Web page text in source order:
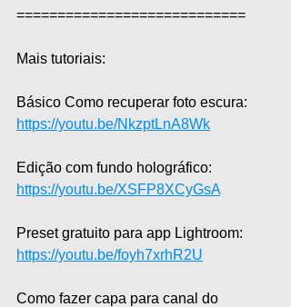
============================
Mais tutoriais:
Básico Como recuperar foto escura:
https://youtu.be/NkzptLnA8Wk
Edição com fundo holográfico:
https://youtu.be/XSFP8XCyGsA
Preset gratuito para app Lightroom:
https://youtu.be/foyh7xrhR2U
Como fazer capa para canal do